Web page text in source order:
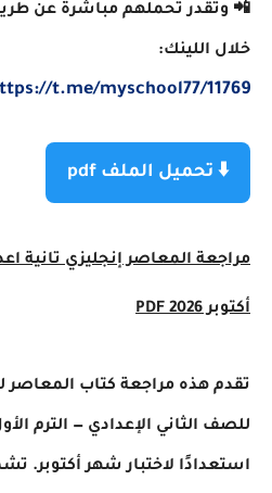
📲 وتقدر تحملهم مباشرةً عن طريق
خلال اللينك:
t.me/myschool77/11769
⬇️ تحميل الملف pdf
مراجعة المعاصر إنجليزي تانية
أكتوبر 2026 PDF
تقدم هذه مراجعة كتاب المعاصر
استعدادًا لاختبار شهر أكتوبر.